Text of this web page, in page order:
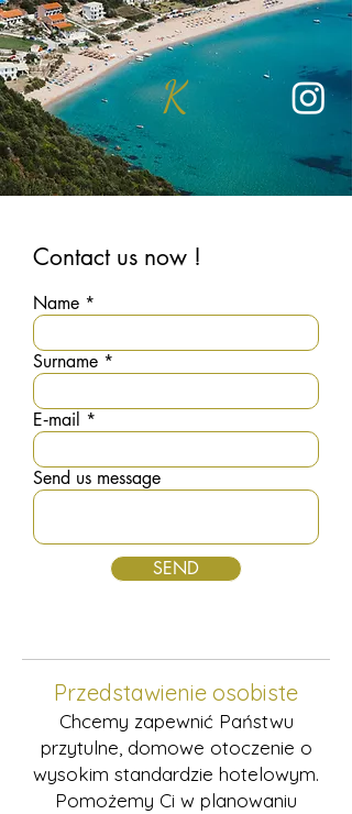
K
Contact us now !
Name
Surname
E‑mail
Send us message
SEND
Przedstawienie osobiste
Chcemy zapewnić Państwu
przytulne, domowe otoczenie o
wysokim standardzie hotelowym.
Pomożemy Ci w planowaniu